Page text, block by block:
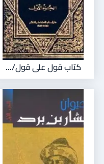
كتاب قول على قول/...